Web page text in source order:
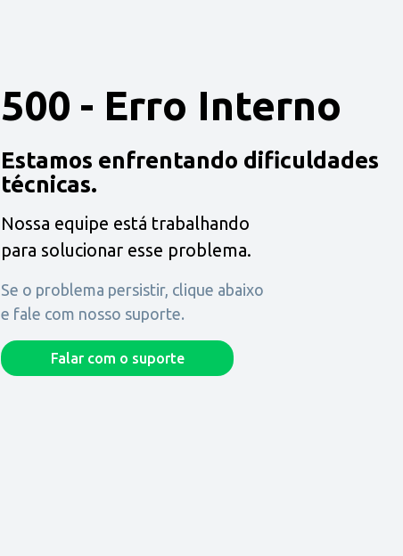
500 - Erro Interno
Estamos enfrentando dificuldades
técnicas.
Nossa equipe está trabalhando
para solucionar esse problema.
Se o problema persistir, clique abaixo
e fale com nosso suporte.
Falar com o suporte